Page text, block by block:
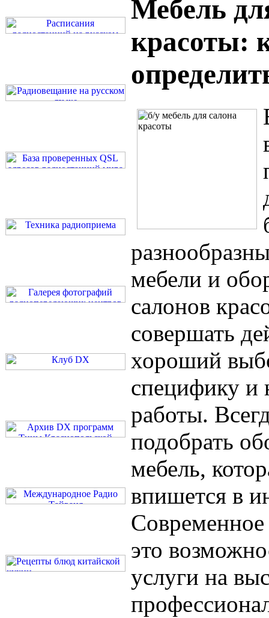
Мебель
красоты:
мебели и
салонов
совершать
хороший
специфику и
работы.
подобрать
мебель,
впишется в
это
услуги на